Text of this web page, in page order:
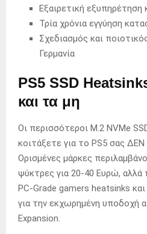
Εξαιρετική εξυπηρέτηση
Τρία χρόνια εγγύηση
Σχεδιασμός και
Γερμανία
PS5 SSD
και τα μη
Οι περισσότεροι M.2 NVMe
κοιτάξετε για το PS5 σας
Ορισμένες μάρκες
ψύκτρες για 20-40 Ευρώ, αλλά
PC-Grade gamers heatsinks
για την εκχωρημένη υποδοχή
Expansion.